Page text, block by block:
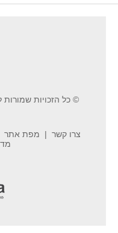
© כל הזכויות שמורות
צרו קשר מפת אתר